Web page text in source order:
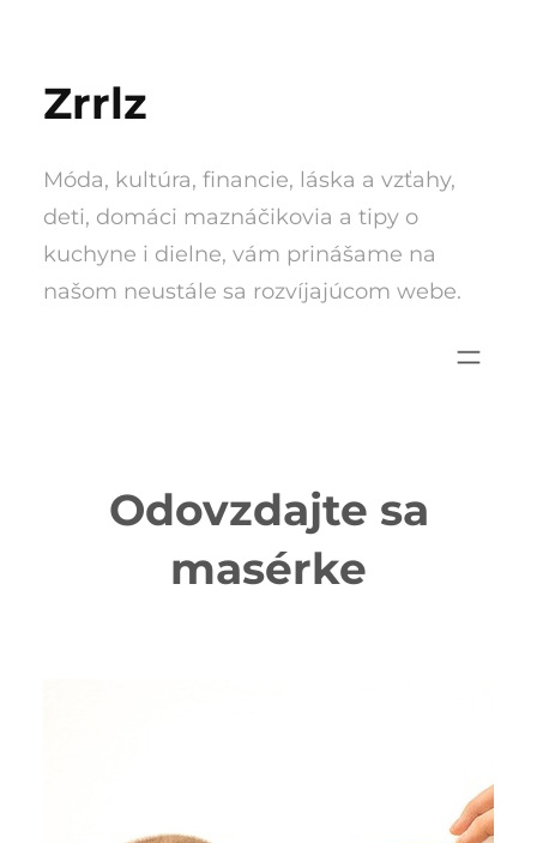
content
Zrrlz
Móda, kultúra, financie, láska a vzťahy,
deti, domáci maznáčikovia a tipy o
kuchyne i dielne, vám prinášame na
našom neustále sa rozvíjajúcom webe.
Odovzdajte sa
masérke